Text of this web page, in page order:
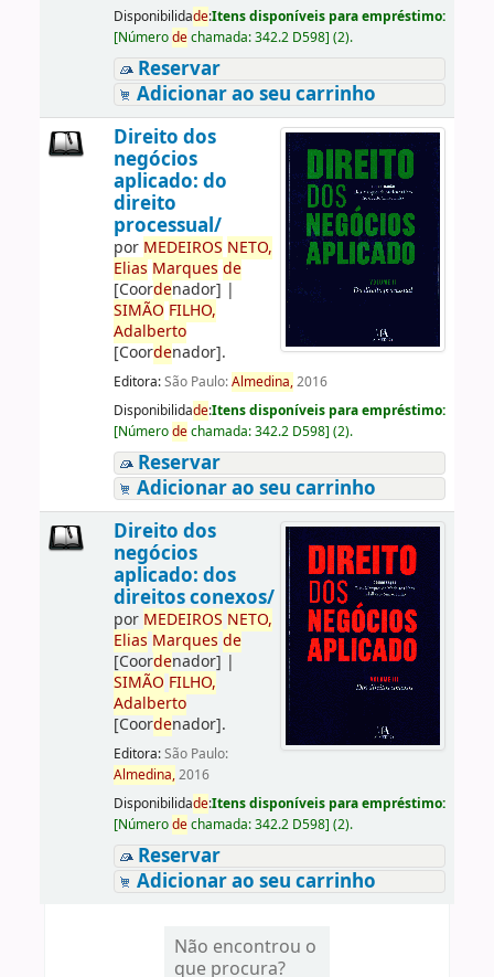
Disponibilidade:Itens disponíveis para empréstimo:
[Númerodechamada:342.2 D598] (2).
Reservar
Adicionar ao seu carrinho
Direito dos
negócios
aplicado: do
direito
processual/
por MEDEIROS NETO,
Elias Marques de
[Coordenador] |
SIMÃO FILHO,
Adalberto
[Coordenador].
Editora:São Paulo:Almedina,2016
Disponibilidade:Itens disponíveis para empréstimo:
[Númerodechamada:342.2 D598] (2).
Reservar
Adicionar ao seu carrinho
Direito dos
negócios
aplicado: dos
direitos conexos/
por MEDEIROS NETO,
Elias Marques de
[Coordenador] |
SIMÃO FILHO,
Adalberto
[Coordenador].
Editora:São Paulo:
Almedina,2016
Disponibilidade:Itens disponíveis para empréstimo:
[Númerodechamada:342.2 D598] (2).
Reservar
Adicionar ao seu carrinho
Não encontrou o
que procura?